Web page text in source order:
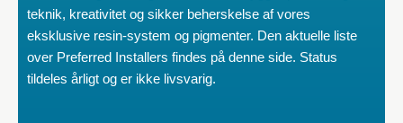
teknik, kreativitet og sikker beherskelse af vores
eksklusive resin-system og pigmenter. Den aktuelle liste
over Preferred Installers findes på denne side. Status
tildeles årligt og er ikke livsvarig.